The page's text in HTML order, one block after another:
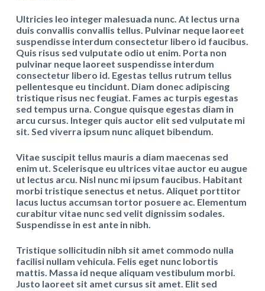
Ultricies leo integer malesuada nunc. At lectus urna
duis convallis convallis tellus. Pulvinar neque laoreet
suspendisse interdum consectetur libero id faucibus.
Quis risus sed vulputate odio ut enim. Porta non
pulvinar neque laoreet suspendisse interdum
consectetur libero id. Egestas tellus rutrum tellus
pellentesque eu tincidunt. Diam donec adipiscing
tristique risus nec feugiat. Fames ac turpis egestas
sed tempus urna. Congue quisque egestas diam in
arcu cursus. Integer quis auctor elit sed vulputate mi
sit. Sed viverra ipsum nunc aliquet bibendum.
Vitae suscipit tellus mauris a diam maecenas sed
enim ut. Scelerisque eu ultrices vitae auctor eu augue
ut lectus arcu. Nisl nunc mi ipsum faucibus. Habitant
morbi tristique senectus et netus. Aliquet porttitor
lacus luctus accumsan tortor posuere ac. Elementum
curabitur vitae nunc sed velit dignissim sodales.
Suspendisse in est ante in nibh.
Tristique sollicitudin nibh sit amet commodo nulla
facilisi nullam vehicula. Felis eget nunc lobortis
mattis. Massa id neque aliquam vestibulum morbi.
Justo laoreet sit amet cursus sit amet. Elit sed